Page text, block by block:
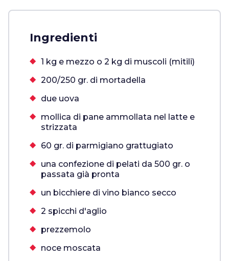
Ingredienti
1 kg e mezzo o 2 kg di muscoli (mitili)
200/250 gr. di mortadella
due uova
mollica di pane ammollata nel latte e
strizzata
60 gr. di parmigiano grattugiato
una confezione di pelati da 500 gr. o
passata già pronta
un bicchiere di vino bianco secco
2 spicchi d'aglio
prezzemolo
noce moscata